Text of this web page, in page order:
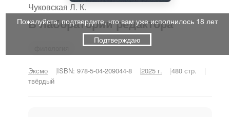
Чуковская Л. К.
В лаборатории редактора
Эксмо ISBN: 978-5-04-209044-8 2025 г.
480 стр.
твёрдый
Пожалуйста, подтвердите, что вам уже исполнилось 18 лет
Подтверждаю